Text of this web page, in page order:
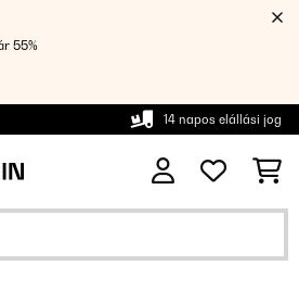
55%
14 napos elállási jog